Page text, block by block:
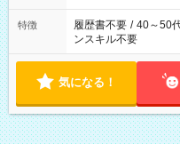
特徴 履歴書不要 / 40～50
ンスキル不要
気になる！